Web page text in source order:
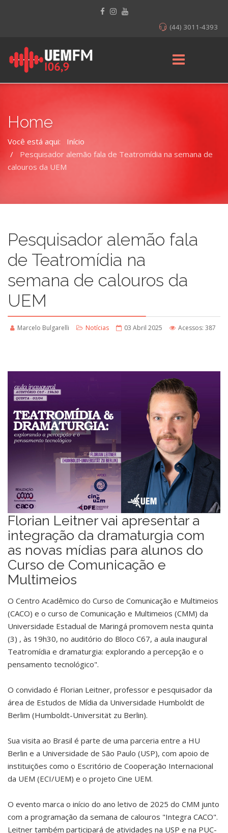
(44) 3011-4393
Home
Você está aqui:
Início
Pesquisador alemão fala de Teatromídia na semana de
calouros da UEM
Pesquisador alemão fala
de Teatromídia na
semana de calouros da
UEM
Marcelo Bulgarelli Notícias 03 Abril 2025 Acessos: 387
Florian Leitner vai apresentar a
integração da dramaturgia com
as novas mídias para alunos do
Curso de Comunicação e
Multimeios
O Centro Acadêmico do Curso de Comunicação e Multimeios
(CACO) e o curso de Comunicação e Multimeios (CMM) da
Universidade Estadual de Maringá promovem nesta quinta
(3) , às 19h30, no auditório do Bloco C67, a aula inaugural
Teatromídia e dramaturgia: explorando a percepção e o
pensamento tecnológico".
O convidado é Florian Leitner, professor e pesquisador da
área de Estudos de Mídia da Universidade Humboldt de
Berlim (Humboldt-Universität zu Berlin).
Sua visita ao Brasil é parte de uma parceria entre a HU
Berlin e a Universidade de São Paulo (USP), com apoio de
instituições como o Escritório de Cooperação Internacional
da UEM (ECI/UEM) e o projeto Cine UEM.
O evento marca o início do ano letivo de 2025 do CMM junto
com a programação da semana de calouros "Integra CACO".
Leitner também participará de atividades na USP e na PUC-